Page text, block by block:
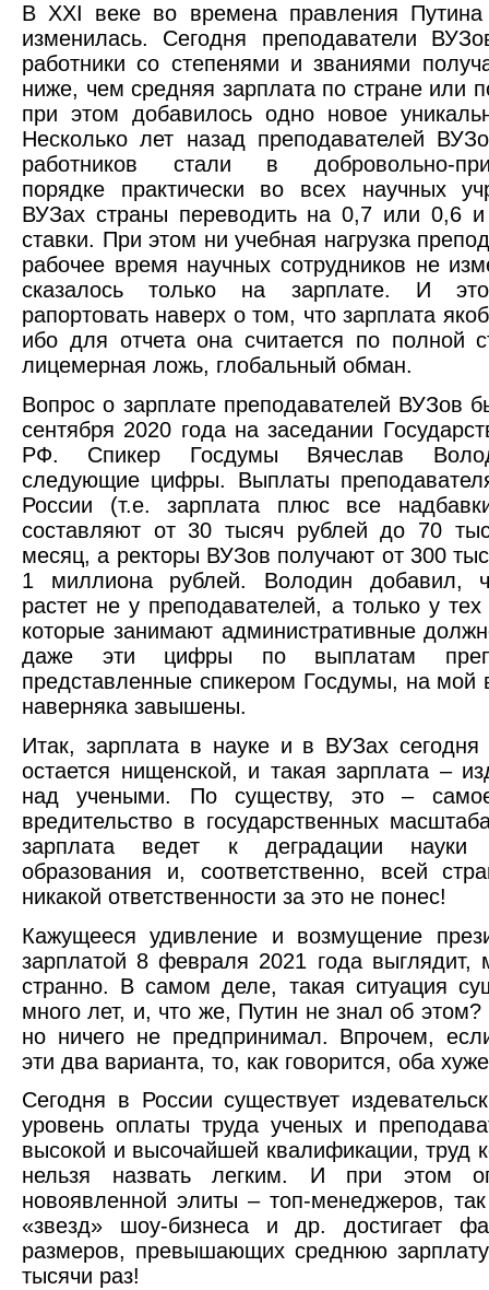
В ХХI веке во времена правления Путина
изменилась. Сегодня преподаватели
работники со степенями и званиями
ниже, чем средняя зарплата по стране или
при этом добавилось одно новое
Несколько лет назад преподавателей
работников стали в добровольно-
порядке практически во всех научных
ВУЗах страны переводить на 0,7 или 0,6
ставки. При этом ни учебная нагрузка
рабочее время научных сотрудников не
сказалось только на зарплате. И
рапортовать наверх о том, что зарплата
ибо для отчета она считается по полной
лицемерная ложь, глобальный обман.
Вопрос о зарплате преподавателей ВУЗов
сентября 2020 года на заседании
РФ. Спикер Госдумы Вячеслав
следующие цифры. Выплаты
России (т.е. зарплата плюс все
составляют от 30 тысяч рублей до 70
месяц, а ректоры ВУЗов получают от 300
1 миллиона рублей. Володин добавил,
растет не у преподавателей, а только у тех
которые занимают административные
даже эти цифры по выплатам
представленные спикером Госдумы, на мой
наверняка завышены.
Итак, зарплата в науке и в ВУЗах сегодня
остается нищенской, и такая зарплата –
над учеными. По существу, это –
вредительство в государственных
зарплата ведет к деградации
образования и, соответственно, всей
никакой ответственности за это не понес!
Кажущееся удивление и возмущение
зарплатой 8 февраля 2021 года выглядит,
странно. В самом деле, такая ситуация
много лет, и, что же, Путин не знал об
но ничего не предпринимал. Впрочем,
эти два варианта, то, как говорится, оба
Сегодня в России существует
уровень оплаты труда ученых и
высокой и высочайшей квалификации, труд
нельзя назвать легким. И при этом
новоявленной элиты – топ-менеджеров,
«звезд» шоу-бизнеса и др. достигает
размеров, превышающих среднюю
тысячи раз!